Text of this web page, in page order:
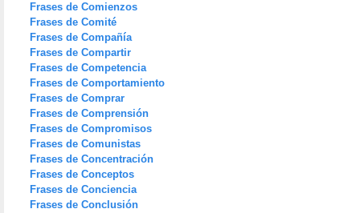
Frases de Comienzos
Frases de Comité
Frases de Compañía
Frases de Compartir
Frases de Competencia
Frases de Comportamiento
Frases de Comprar
Frases de Comprensión
Frases de Compromisos
Frases de Comunistas
Frases de Concentración
Frases de Conceptos
Frases de Conciencia
Frases de Conclusión